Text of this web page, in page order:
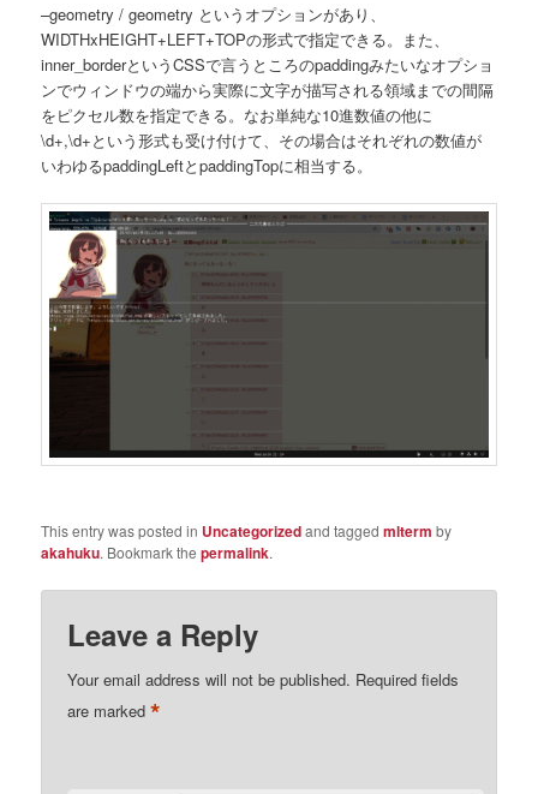
–geometry / geometry というオプションがあり、
WIDTHxHEIGHT+LEFT+TOPの形式で指定できる。また、
inner_borderというCSSで言うところのpaddingみたいなオプショ
ンでウィンドウの端から実際に文字が描写される領域までの間隔
をピクセル数を指定できる。なお単純な10進数値の他に
\d+,\d+という形式も受け付けて、その場合はそれぞれの数値が
いわゆるpaddingLeftとpaddingTopに相当する。
This entry was posted in Uncategorizedand taggedmlterm by
akahuku. Bookmark thepermalink.
Leave a Reply
Your email address will not be published. Required fields
are marked*